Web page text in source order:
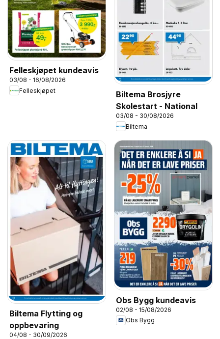
Felleskjøpet kundeavis
03/08 - 16/08/2026
Felleskjøpet
Biltema Brosjyre
Skolestart - National
03/08 - 30/08/2026
Biltema
Biltema Flytting og
oppbevaring
04/08 - 30/09/2026
Obs Bygg kundeavis
02/08 - 15/08/2026
Obs Bygg